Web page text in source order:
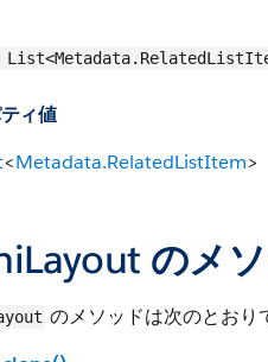
ィ値
<Metadata.RelatedListItem>
のメ
のメソッドは次のとおり